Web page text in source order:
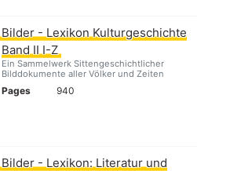
Bilder - Lexikon Kulturgeschichte
Band II I-Z
Ein Sammelwerk Sittengeschichtlicher
Bilddokumente aller Völker und Zeiten
Pages 940
Bilder - Lexikon: Literatur und